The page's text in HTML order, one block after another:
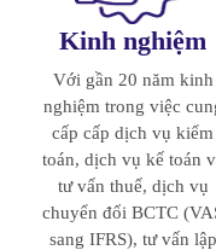
Kinh nghiệm
Với gần 20 năm kinh
nghiệm trong việc
cấp cấp dịch vụ kiểm
toán, dịch vụ kế toán
tư vấn thuế, dịch vụ
chuyển đổi BCTC
sang IFRS), tư vấn lập